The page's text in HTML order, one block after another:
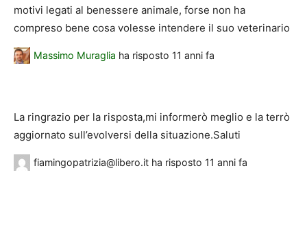
motivi legati al benessere animale, forse non ha
compreso bene cosa volesse intendere il suo veterinario
Massimo Muraglia ha risposto 11 anni fa
La ringrazio per la risposta,mi informerò meglio e la terrò
aggiornato sull’evolversi della situazione.Saluti
fiamingopatrizia@libero.it ha risposto 11 anni fa